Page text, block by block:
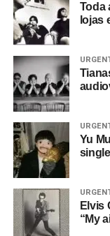
Toda
lojas
Yu
Elvis
“My